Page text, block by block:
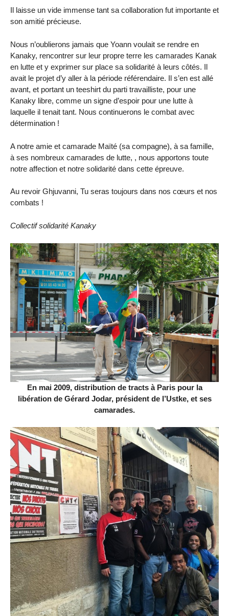
Il laisse un vide immense tant sa collaboration fut importante et
son amitié précieuse.
Nous n’oublierons jamais que Yoann voulait se rendre en
Kanaky, rencontrer sur leur propre terre les camarades Kanak
en lutte et y exprimer sur place sa solidarité à leurs côtés. Il
avait le projet d’y aller à la période référendaire. Il s’en est allé
avant, et portant un teeshirt du parti travailliste, pour une
Kanaky libre, comme un signe d’espoir pour une lutte à
laquelle il tenait tant. Nous continuerons le combat avec
détermination !
A notre amie et camarade Maïté (sa compagne), à sa famille,
à ses nombreux camarades de lutte, , nous apportons toute
notre affection et notre solidarité dans cette épreuve.
Au revoir Ghjuvanni, Tu seras toujours dans nos cœurs et nos
combats !
Collectif solidarité Kanaky
En mai 2009, distribution de tracts à Paris pour la
libération de Gérard Jodar, président de l’Ustke, et ses
camarades.